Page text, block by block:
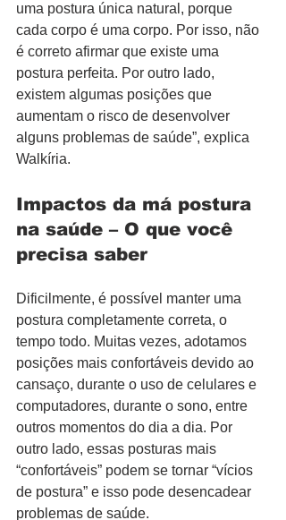
uma postura única natural, porque
cada corpo é uma corpo. Por isso, não
é correto afirmar que existe uma
postura perfeita. Por outro lado,
existem algumas posições que
aumentam o risco de desenvolver
alguns problemas de saúde”, explica
Walkíria.
Impactos da má postura
na saúde – O que você
precisa saber
Dificilmente, é possível manter uma
postura completamente correta, o
tempo todo. Muitas vezes, adotamos
posições mais confortáveis devido ao
cansaço, durante o uso de celulares e
computadores, durante o sono, entre
outros momentos do dia a dia. Por
outro lado, essas posturas mais
“confortáveis” podem se tornar “vícios
de postura” e isso pode desencadear
problemas de saúde.